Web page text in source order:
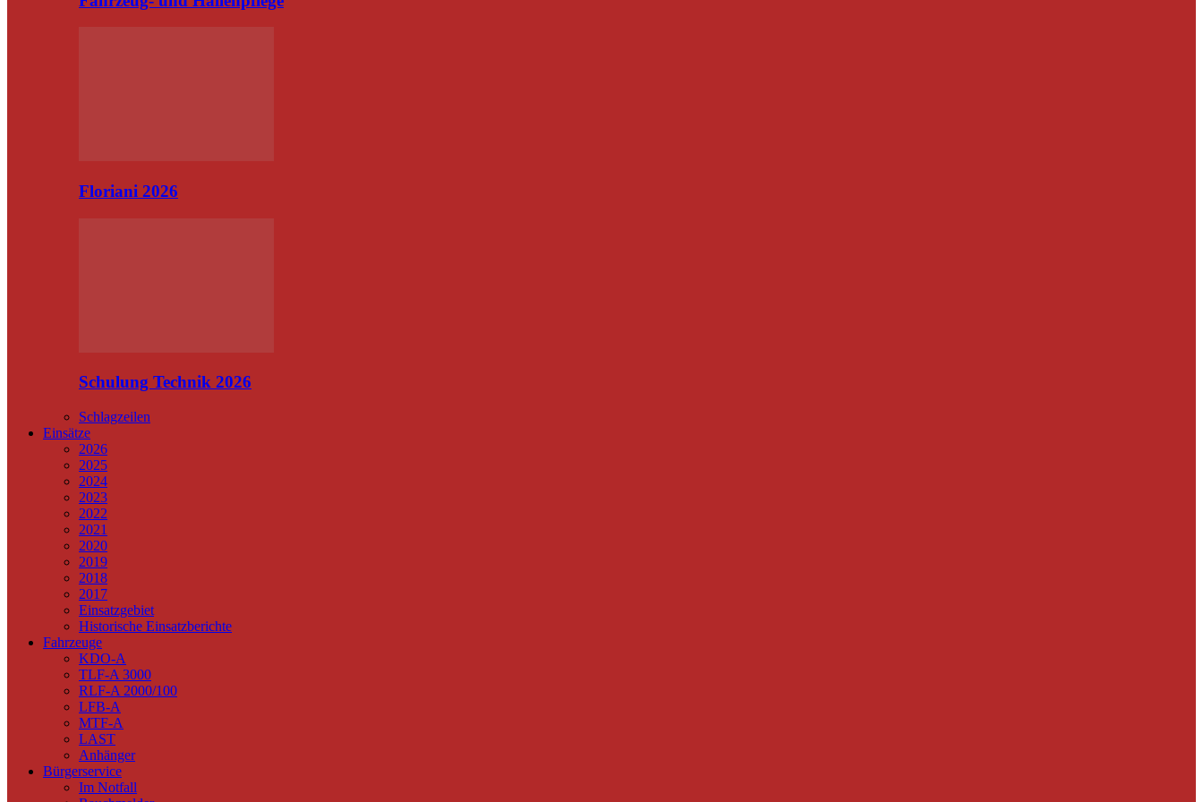
Floriani 2026
Schulung Technik 2026
Schlagzeilen
Einsätze
2026
2025
2024
2023
2022
2021
2020
2019
2018
2017
Einsatzgebiet
Historische Einsatzberichte
Fahrzeuge
KDO-A
TLF-A 3000
RLF-A 2000/100
LFB-A
MTF-A
LAST
Anhänger
Bürgerservice
Im Notfall